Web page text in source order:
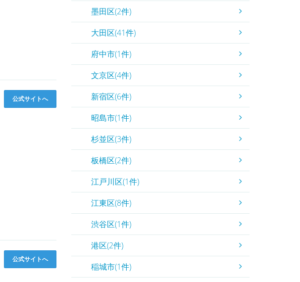
公式サイトへ
公式サイトへ
墨田区(2件)
大田区(41件)
府中市(1件)
文京区(4件)
新宿区(6件)
昭島市(1件)
杉並区(3件)
板橋区(2件)
江戸川区(1件)
江東区(8件)
渋谷区(1件)
港区(2件)
稲城市(1件)